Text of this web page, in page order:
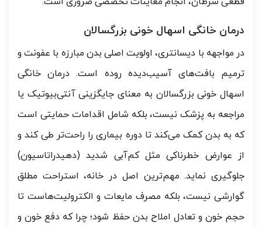
درمان خانگی اسهال خونی بزرگسالان
در مواجهه با دیسانتری، اولویت اصلی بدن مبارزه با عفونت و
ترمیم بافت‌های آسیب‌دیده روده است. درمان خانگی
اسهال خونی بزرگسالان به معنای جایگزینی آنتی‌بیوتیک یا
مراجعه به پزشک نیست، بلکه شامل اقدامات حمایتی است
که به بدن کمک می‌کند تا دوره بیماری را راحت‌تر طی کند و
از عوارض خطرناکی مثل کم‌آبی شدید (دهیدراتاسیون)
جلوگیری نماید. مهم‌ترین اصل در خانه، استراحت مطلق
گوارشی نیست، بلکه مصرف مایعات و الکترولیت‌هاست تا
حجم خون و تعادل املاح بدن حفظ شود؛ چرا که دفع خون و